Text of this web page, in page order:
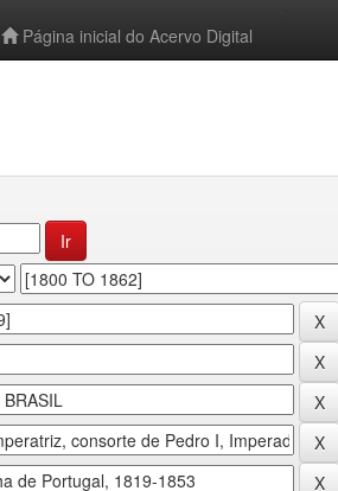
Página inicial do Acervo Digital